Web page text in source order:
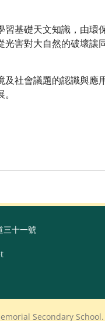
礎天文知識，由環
害對大自然的破壞
會議題的認識與應
三十一號
Secondary